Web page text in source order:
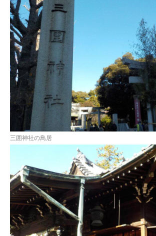
三囲神社の鳥居